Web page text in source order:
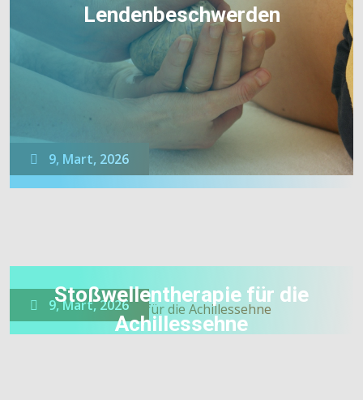
9, Mart, 2026
Lendenbeschwerden
9, Mart, 2026
Stoßwellentherapie für die
Achillessehne